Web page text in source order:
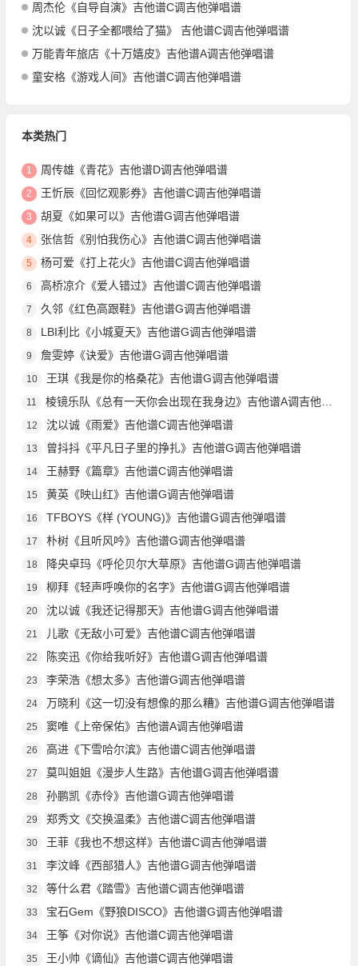
周杰伦《自导自演》吉他谱C调吉他弹唱谱
沈以诚《日子全都喂给了猫》 吉他谱C调吉他弹唱谱
万能青年旅店《十万嬉皮》吉他谱A调吉他弹唱谱
童安格《游戏人间》吉他谱C调吉他弹唱谱
本类热门
1 周传雄《青花》吉他谱D调吉他弹唱谱
2 王忻辰《回忆观影券》吉他谱C调吉他弹唱谱
3 胡夏《如果可以》吉他谱G调吉他弹唱谱
4 张信哲《别怕我伤心》吉他谱C调吉他弹唱谱
5 杨可爱《打上花火》吉他谱C调吉他弹唱谱
6 高桥凉介《爱人错过》吉他谱C调吉他弹唱谱
7 久邻《红色高跟鞋》吉他谱G调吉他弹唱谱
8 LBI利比《小城夏天》吉他谱G调吉他弹唱谱
9 詹雯婷《诀爱》吉他谱G调吉他弹唱谱
10 王琪《我是你的格桑花》吉他谱G调吉他弹唱谱
11 棱镜乐队《总有一天你会出现在我身边》吉他谱A调吉他弹唱谱
12 沈以诚《雨爱》吉他谱C调吉他弹唱谱
13 曾抖抖《平凡日子里的挣扎》吉他谱G调吉他弹唱谱
14 王赫野《篇章》吉他谱C调吉他弹唱谱
15 黄英《映山红》吉他谱G调吉他弹唱谱
16 TFBOYS《样 (YOUNG)》吉他谱G调吉他弹唱谱
17 朴树《且听风吟》吉他谱G调吉他弹唱谱
18 降央卓玛《呼伦贝尔大草原》吉他谱G调吉他弹唱谱
19 柳拜《轻声呼唤你的名字》吉他谱G调吉他弹唱谱
20 沈以诚《我还记得那天》吉他谱G调吉他弹唱谱
21 儿歌《无敌小可爱》吉他谱C调吉他弹唱谱
22 陈奕迅《你给我听好》吉他谱G调吉他弹唱谱
23 李荣浩《想太多》吉他谱G调吉他弹唱谱
24 万晓利《这一切没有想像的那么糟》吉他谱G调吉他弹唱谱
25 窦唯《上帝保佑》吉他谱A调吉他弹唱谱
26 高进《下雪哈尔滨》吉他谱C调吉他弹唱谱
27 莫叫姐姐《漫步人生路》吉他谱G调吉他弹唱谱
28 孙鹏凯《赤伶》吉他谱G调吉他弹唱谱
29 郑秀文《交换温柔》吉他谱C调吉他弹唱谱
30 王菲《我也不想这样》吉他谱C调吉他弹唱谱
31 李汶峰《西部猎人》吉他谱G调吉他弹唱谱
32 等什么君《踏雪》吉他谱C调吉他弹唱谱
33 宝石Gem《野狼DISCO》吉他谱G调吉他弹唱谱
34 王筝《对你说》吉他谱C调吉他弹唱谱
35 王小帅《谪仙》吉他谱C调吉他弹唱谱